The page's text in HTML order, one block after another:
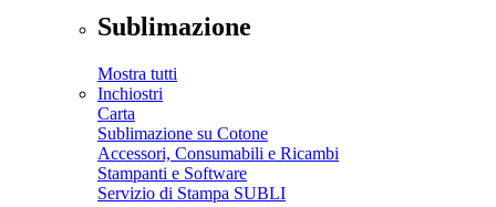
Sublimazione
Mostra tutti
Inchiostri
Carta
Sublimazione su Cotone
Accessori, Consumabili e Ricambi
Stampanti e Software
Servizio di Stampa SUBLI